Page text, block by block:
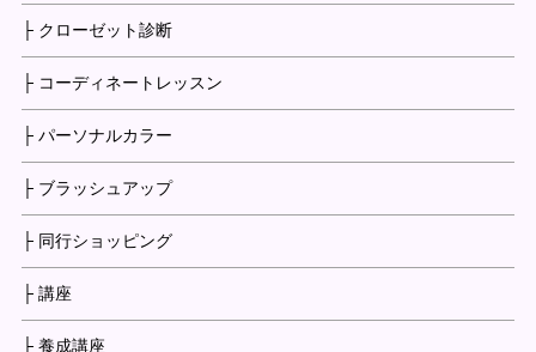
├ クローゼット診断
├ コーディネートレッスン
├ パーソナルカラー
├ ブラッシュアップ
├ 同行ショッピング
├ 講座
├ 養成講座